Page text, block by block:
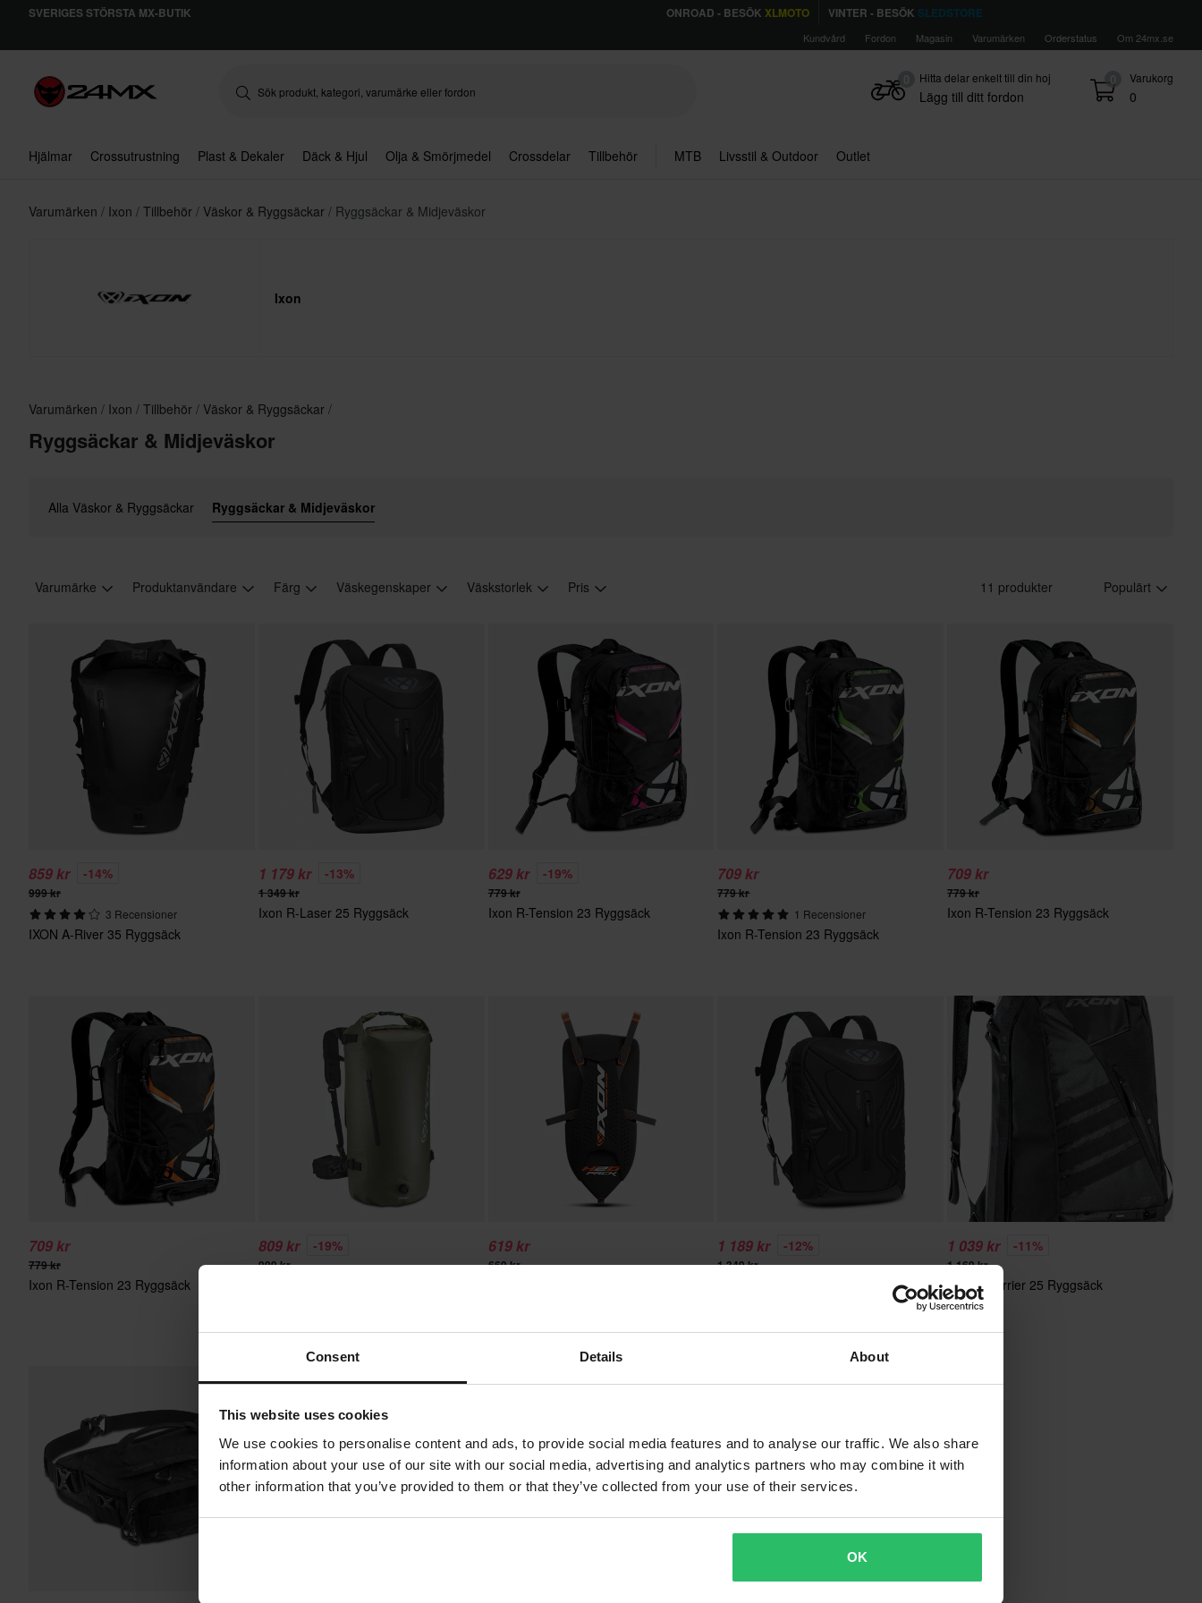
Consent Details About
This website uses cookies
We use cookies to personalise content and ads, to provide social media features and to analyse our traffic. We also share
information about your use of our site with our social media, advertising and analytics partners who may combine it with
other information that you’ve provided to them or that they’ve collected from your use of their services.
OK
SVERIGES STÖRSTA MX-BUTIK ONROAD - BESÖK XLMOTO VINTER - BESÖK SLEDSTORE
Kundvård Fordon Magasin Varumärken Orderstatus Om 24mx.se
0 Varukorg
0
Hitta delar enkelt till din hoj
Lägg till ditt fordon
Hjälmar Crossutrustning Plast & Dekaler Däck & Hjul Olja & Smörjmedel Crossdelar Tillbehör MTB Livsstil & Outdoor Outlet
Varumärken Ixon Tillbehör Väskor & Ryggsäckar Ryggsäckar & Midjeväskor
Ixon
Varumärken Ixon Tillbehör Väskor & Ryggsäckar
Ryggsäckar & Midjeväskor
Alla Väskor & Ryggsäckar Ryggsäckar & Midjeväskor
Varumärke Produktanvändare Färg Väskegenskaper Väskstorlek Pris 11 produkter Populärt
859 kr -14%
999 kr
3 Recensioner
IXON A-River 35 Ryggsäck
1 179 kr -13%
1 349 kr
Ixon R-Laser 25 Ryggsäck
629 kr -19%
779 kr
Ixon R-Tension 23 Ryggsäck
709 kr
779 kr
1 Recensioner
Ixon R-Tension 23 Ryggsäck
709 kr
779 kr
Ixon R-Tension 23 Ryggsäck
709 kr
779 kr
Ixon R-Tension 23 Ryggsäck
809 kr -19%
999 kr
619 kr
669 kr
1 189 kr -12%
1 349 kr
1 039 kr -11%
1 169 kr
Ixon V-Carrier 25 Ryggsäck